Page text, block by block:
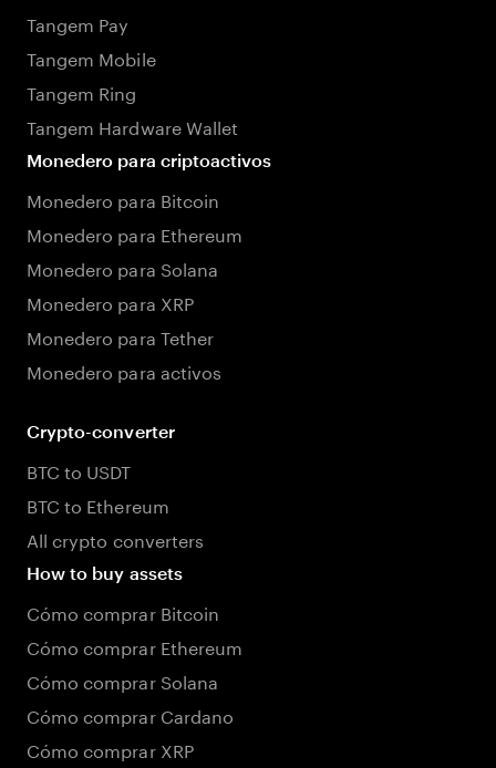
Tangem Pay
Tangem Mobile
Tangem Ring
Tangem Hardware Wallet
Monedero para criptoactivos
Monedero para Bitcoin
Monedero para Ethereum
Monedero para Solana
Monedero para XRP
Monedero para Tether
Monedero para activos
Crypto-converter
BTC to USDT
BTC to Ethereum
All crypto converters
How to buy assets
Cómo comprar Bitcoin
Cómo comprar Ethereum
Cómo comprar Solana
Cómo comprar Cardano
Cómo comprar XRP